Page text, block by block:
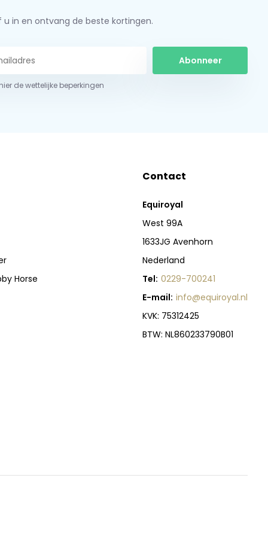
u in en ontvang de beste kortingen.
Abonneer
de wettelijke beperkingen
Horse
Contact
Equiroyal
West 99A
1633JG Avenhorn
Nederland
Tel: 0229-700241
E-mail: info@equiroyal.nl
KVK: 75312425
BTW: NL860233790B01